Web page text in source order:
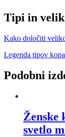
Tipi in
Kako določiti
Legenda tipov
Podobni
Ženske
svetlo